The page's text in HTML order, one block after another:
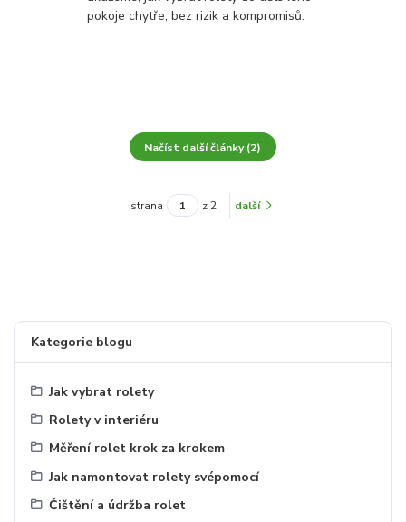
Kategorie blogu
Jak vybrat rolety
Rolety v interiéru
Měření rolet krok za krokem
Jak namontovat rolety svépomocí
Čištění a údržba rolet
pokoje chytře, bez rizik a kompromisů.
Načíst další články (2)
strana z 2 další